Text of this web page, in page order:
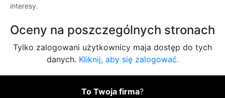
interesy.
Oceny na poszczególnych stronach
Tylko zalogowani użytkownicy maja dostęp do tych
danych. Kliknij, aby się zalogować.
To Twoja firma?